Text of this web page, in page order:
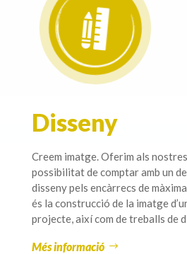
Disseny
Creem imatge. Oferim als
possibilitat de comptar amb un
disseny pels encàrrecs de
és la construcció de la imatge
projecte, així com de treballs de
Més informació